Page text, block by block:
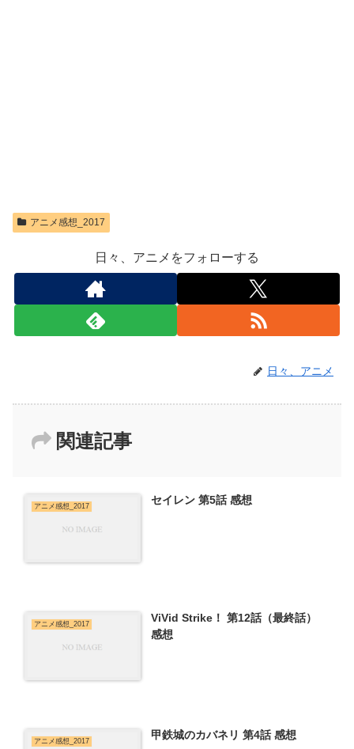
アニメ感想_2017
日々、アニメをフォローする
日々、アニメ
関連記事
アニメ感想_2017 セイレン 第5話 感想
アニメ感想_2017
ViVid Strike！ 第12話（最終話）
感想
アニメ感想_2017 甲鉄城のカバネリ 第4話 感想